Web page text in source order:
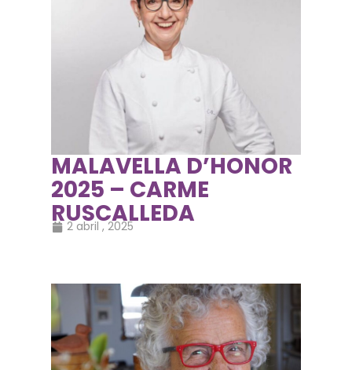
MALAVELLA D’HONOR
2025 – CARME
RUSCALLEDA
2 abril , 2025